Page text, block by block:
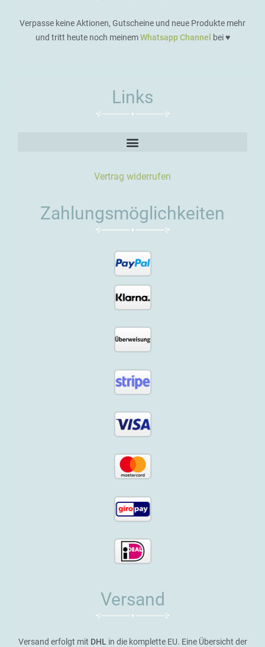
Verpasse keine Aktionen, Gutscheine und neue Produkte mehr
und tritt heute noch meinemWhatsapp Channel bei ♥️
Links
Vertrag widerrufen
Zahlungsmöglichkeiten
Versand
Versand erfolgt mit DHL in die komplette EU. Eine Übersicht der